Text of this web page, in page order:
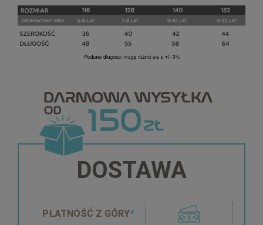
DOSTAWA
PŁATNOŚĆ Z GÓRY*